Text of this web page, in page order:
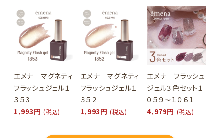
エメナ マグネティ
フラッシュジェル１
３５３
1,993円 (税込)
エメナ マグネティ
フラッシュジェル１
３５２
1,993円 (税込)
エメナ フラッシュ
ジェル３色セット１
０５９～１０６１
4,979円 (税込)